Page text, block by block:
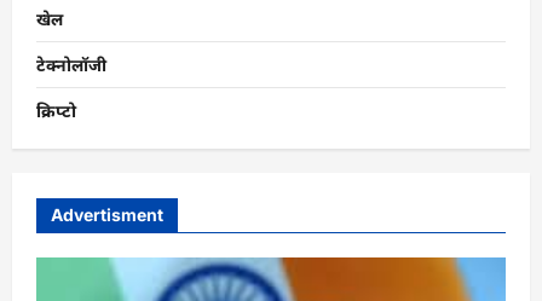
खेल
टेक्नोलॉजी
क्रिप्टो
Advertisment